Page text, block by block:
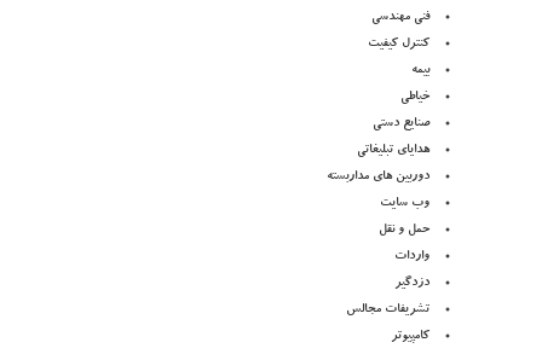
فنی مهندسی
کنترل کیفیت
بیمه
خیاطی
صنایع دستی
هدایای تبلیغاتی
دوربین های مداربسته
وب سایت
حمل و نقل
واردات
دزدگیر
تشریفات مجالس
کامپیوتر